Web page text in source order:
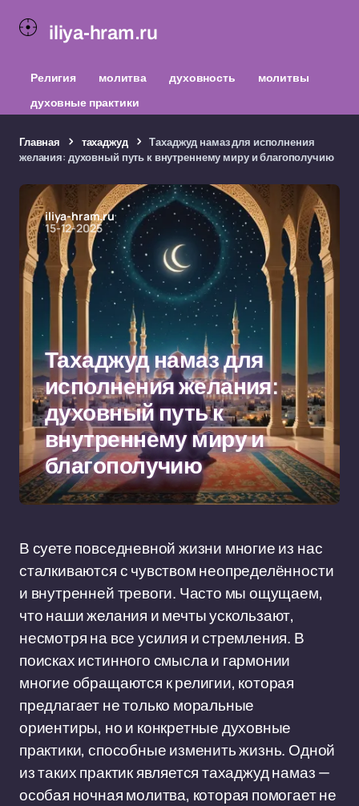
iliya-hram.ru
Религия молитва духовность
молитвы
духовные практики
Главная тахаджуд
Тахаджуд намаз для исполнения
желания: духовный путь к внутреннему миру и благополучию
iliya-hram.ru
15-12-2025
Тахаджуд намаз для
исполнения желания:
духовный путь к
внутреннему миру и
благополучию
В суете повседневной жизни многие из нас
сталкиваются с чувством неопределённости
и внутренней тревоги. Часто мы ощущаем,
что наши желания и мечты ускользают,
несмотря на все усилия и стремления. В
поисках истинного смысла и гармонии
многие обращаются к религии, которая
предлагает не только моральные
ориентиры, но и конкретные духовные
практики, способные изменить жизнь. Одной
из таких практик является тахаджуд намаз —
особая ночная молитва, которая помогает не